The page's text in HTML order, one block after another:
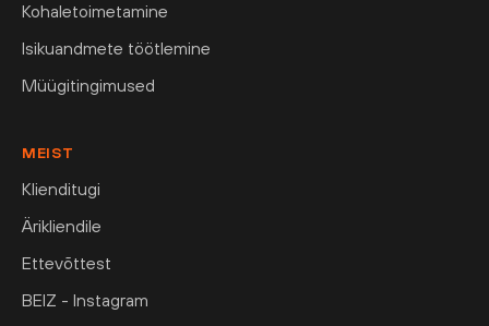
Kohaletoimetamine
Isikuandmete töötlemine
Müügitingimused
MEIST
Klienditugi
Ärikliendile
Ettevõttest
BEIZ - Instagram